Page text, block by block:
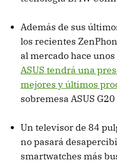
Además de sus
los recientes
al mercado hace
ASUS tendrá una
mejores y últimos
sobremesa ASUS
Un televisor de 84
no pasará
smartwatches más